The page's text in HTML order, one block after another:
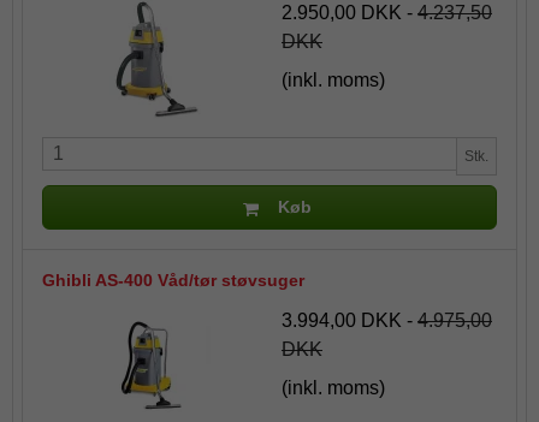
2.950,00 DKK - 4.237,50
DKK
(inkl. moms)
Stk.
Køb
Ghibli AS-400 Våd/tør støvsuger
3.994,00 DKK - 4.975,00
DKK
(inkl. moms)